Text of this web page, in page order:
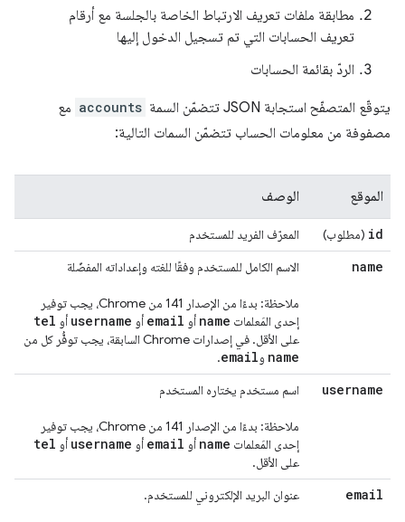
مطابقة ملفات تعريف الارتباط الخاصة بالجلسة مع أرقام
تعريف الحسابات التي تم تسجيل الدخول إليها
الردّ بقائمة الحسابات
يتوقّع المتصفّح استجابة JSON تتضمّن السمة accounts مع
مصفوفة من معلومات الحساب تتضمّن السمات التالية:
الموقع الوصف
id (مطلوب) المعرّف الفريد للمستخدم
name الاسم الكامل للمستخدم وفقًا للغته وإعداداته المفضّلة
ملاحظة: بدءًا من الإصدار 141 من Chrome، يجب توفير
إحدى المَعلمات name أو email أو username أو tel
على الأقل. في إصدارات Chrome السابقة، يجب توفُّر كل من
name وemail
.
username اسم مستخدم يختاره المستخدم
ملاحظة: بدءًا من الإصدار 141 من Chrome، يجب توفير
إحدى المَعلمات name أو email أو username أو tel
على الأقل.
email عنوان البريد الإلكتروني للمستخدم.